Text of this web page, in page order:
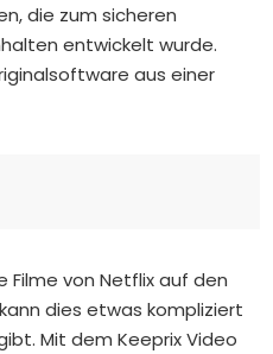
die zum sicheren
entwickelt wurde.
aus einer
Filme von Netflix auf den
dies etwas kompliziert
Mit dem Keeprix Video